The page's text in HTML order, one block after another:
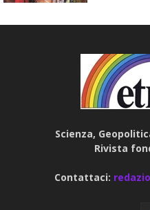
Scienza,
Rivista
Contattaci: